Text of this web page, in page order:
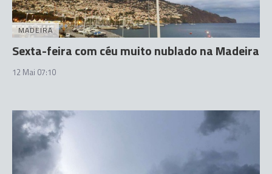
MADEIRA
Sexta-feira com céu muito nublado na Madeira
12 Mai 07:10